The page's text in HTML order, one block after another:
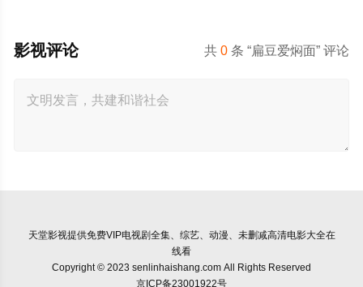
共0 条 “扁豆爱焖面” 评论
影视评论
天堂影视提供免费VIP电视剧全集、综艺、动漫、未删减高清电影大全在
线看
Copyright © 2023 senlinhaishang.com All Rights Reserved
京ICP备23001922号